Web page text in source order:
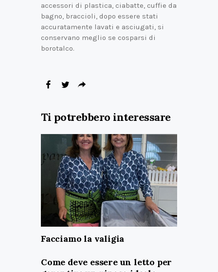
accessori di plastica, ciabatte, cuffie da
bagno, braccioli, dopo essere stati
accuratamente lavati e asciugati, si
conservano meglio se cosparsi di
borotalco.
Ti potrebbero interessare
Facciamo la valigia
Come deve essere un letto per